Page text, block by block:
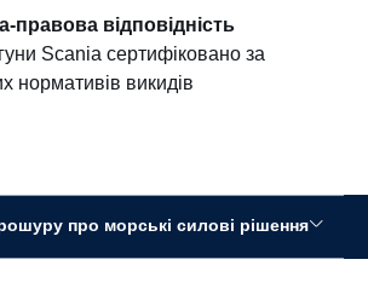
правова відповідність
Scania сертифіковано за
нормативів викидів
про морські силові рішення